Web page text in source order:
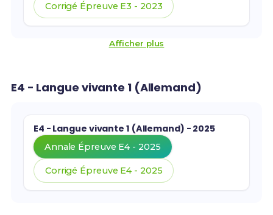
Corrigé Épreuve E3 - 2023
Afficher plus
E4 - Langue vivante 1 (Allemand)
E4 - Langue vivante 1 (Allemand) - 2025
Annale Épreuve E4 - 2025
Corrigé Épreuve E4 - 2025